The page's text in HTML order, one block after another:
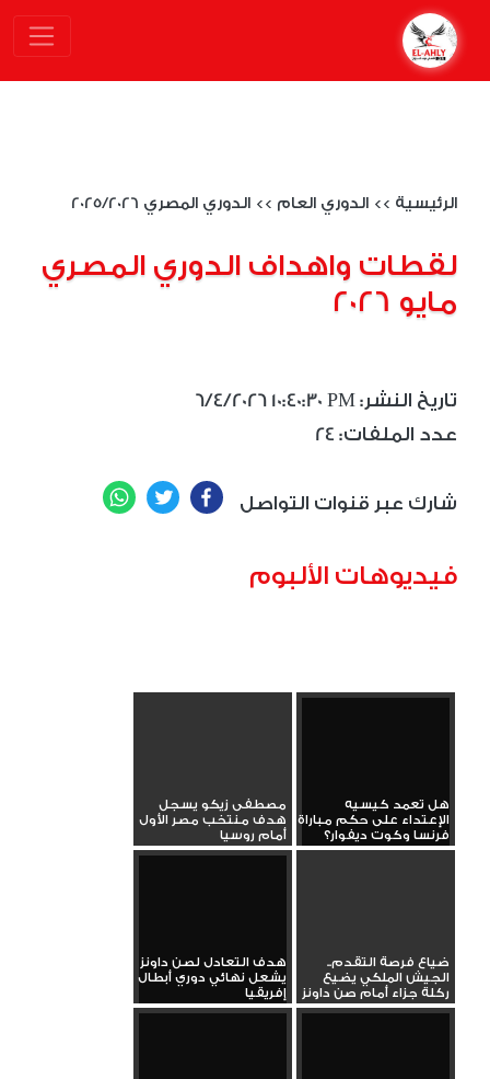
الرئيسية >> الدوري العام >> الدوري المصري 2025/2026
لقطات واهداف الدوري المصري
مايو 2026
6/4/2026 10:40:30 PM :تاريخ النشر
24 :عدد الملفات
شارك عبر قنوات التواصل Facebook
Twitter
فيديوهات الألبوم
هل تعمد كيسيه
الإعتداء على حكم مباراة
فرنسا وكوت ديفوار؟
مصطفى زيكو يسجل
هدف منتخب مصر الأول
أمام روسيا
ضياع فرصة التقدم..
الجيش الملكي يضيع
ركلة جزاء أمام صن داونز
هدف التعادل لصن داونز
يشعل نهائي دوري أبطال
إفريقيا